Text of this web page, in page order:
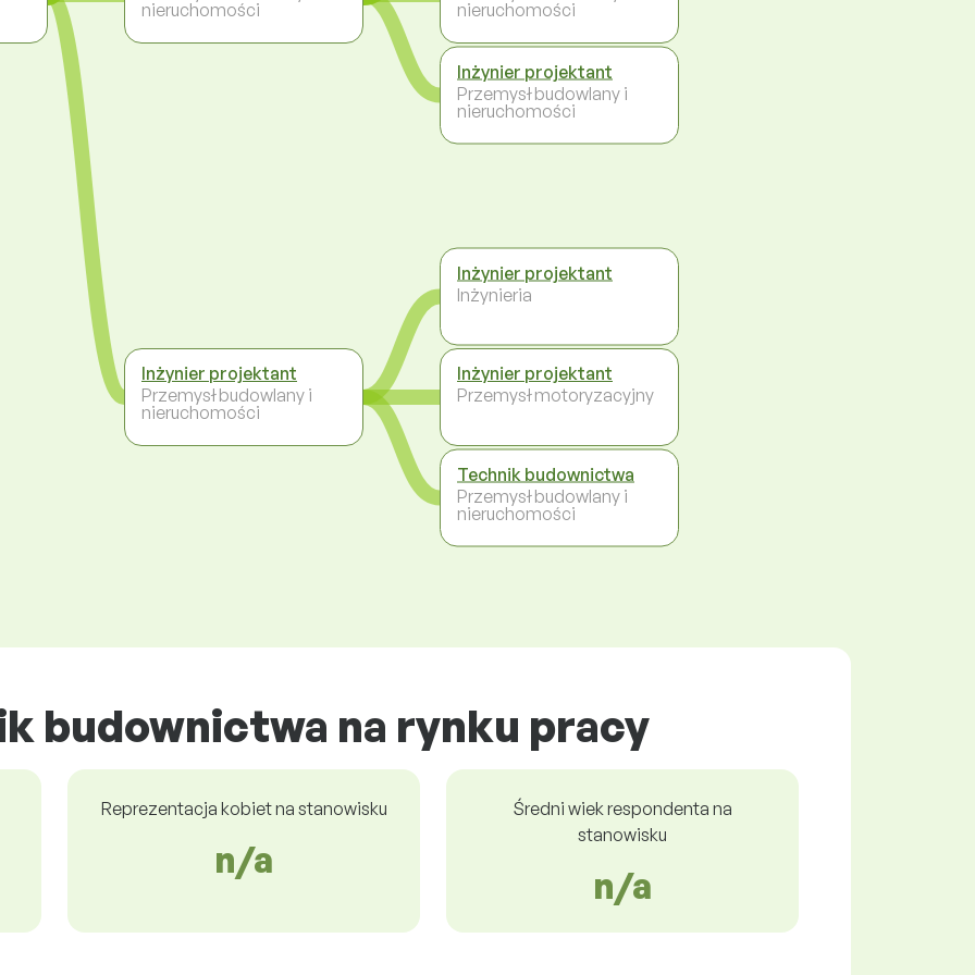
nieruchomości
Inżynier projektant
Przemysł budowlany i
nieruchomości
nieruchomości
Inżynier projektant
Przemysł budowlany i
nieruchomości
Inżynier projektant
Inżynieria
Inżynier projektant
Przemysł motoryzacyjny
Technik budownictwa
Przemysł budowlany i
nieruchomości
budownictwa na rynku pracy
Reprezentacja kobiet na stanowisku
n/a
Średni wiek respondenta na
stanowisku
n/a